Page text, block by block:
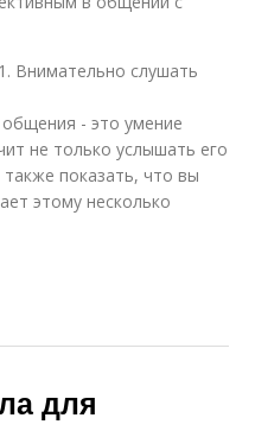
Внимательно слушать
- это умение
не только услышать его
показать, что вы
этому несколько
для